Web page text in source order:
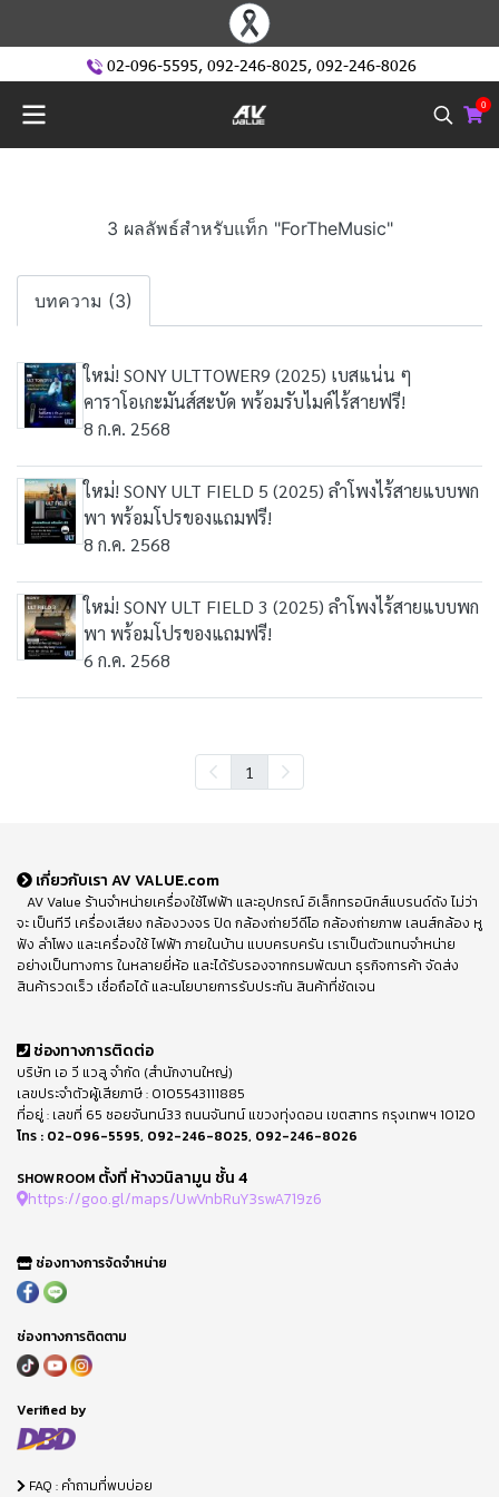
02-096-5595, 092-246-8025, 092-246-8026
0
3 ผลลัพธ์สำหรับแท็ก "ForTheMusic"
บทความ (3)
ใหม่! SONY ULTTOWER9 (2025) เบสแน่น ๆ
คาราโอเกะมันส์สะบัด พร้อมรับไมค์ไร้สายฟรี!
8 ก.ค. 2568
ใหม่! SONY ULT FIELD 5 (2025) ลำโพงไร้สายแบบพก
พา พร้อมโปรของแถมฟรี!
8 ก.ค. 2568
ใหม่! SONY ULT FIELD 3 (2025) ลำโพงไร้สายแบบพก
พา พร้อมโปรของแถมฟรี!
6 ก.ค. 2568
1
เกี่ยวกับเรา AV VALUE.com
AV Value ร้านจำหน่ายเครื่องใช้ไฟฟ้า และอุปกรณ์ อิเล็กทรอนิกส์แบรนด์ดัง ไม่ว่า
จะ เป็นทีวี เครื่องเสียง กล้องวงจร ปิด กล้องถ่ายวีดีโอ กล้องถ่ายภาพ เลนส์กล้อง หู
ฟัง ลำโพง และเครื่องใช้ ไฟฟ้า ภายในบ้าน แบบครบครัน เราเป็นตัวแทนจำหน่าย
อย่างเป็นทางการ ในหลายยี่ห้อ และได้รับรองจากกรมพัฒนา ธุรกิจการค้า จัดส่ง
สินค้ารวดเร็ว เชื่อถือได้ และนโยบายการรับประกัน สินค้าที่ชัดเจน
ช่องทางการติดต่อ
บริษัท เอ วี แวลู จำกัด (สำนักงานใหญ่)
เลขประจำตัวผู้เสียภาษี : 0105543111885
ที่อยู่ : เลขที่ 65 ซอยจันทน์33 ถนนจันทน์ แขวงทุ่งดอน เขตสาทร กรุงเทพฯ 10120
โทร : 02-096-5595, 092-246-8025, 092-246-8026
SHOWROOM ตั้งที่ ห้างวนิลามูน ชั้น 4
https://goo.gl/maps/UwVnbRuY3swA719z6
ช่องทางการจัดจำหน่าย
ช่องทางการติดตาม
Verified by
FAQ : คำถามที่พบบ่อย